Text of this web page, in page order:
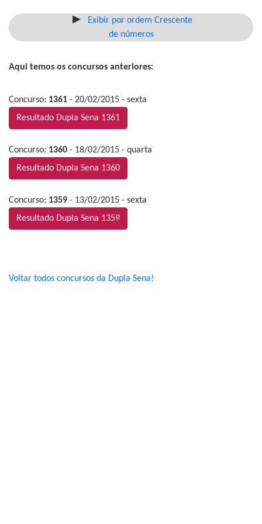
Exibir por ordem Crescente
de números
Aqui temos os concursos anteriores:
Concurso: 1361 - 20/02/2015 - sexta
Resultado Dupla Sena 1361
Concurso: 1360 - 18/02/2015 - quarta
Resultado Dupla Sena 1360
Concurso: 1359 - 13/02/2015 - sexta
Resultado Dupla Sena 1359
Voltar todos concursos da Dupla Sena!